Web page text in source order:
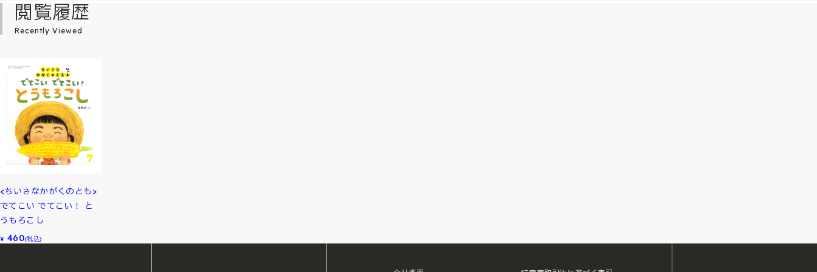
閲覧履歴
Recently Viewed
<ちいさなかがくのとも>
でてこい でてこい！ と
うもろこし
¥ 460(税込)